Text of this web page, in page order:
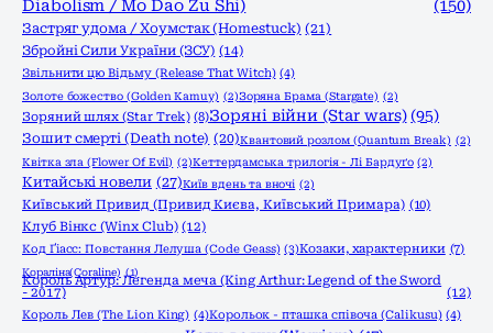
Diabolism / Mo Dao Zu Shi) (150)
Застряг удома / Хоумстак (Homestuck) (21)
Збройні Сили України (ЗСУ) (14)
Звільнити цю Відьму (Release That Witch) (4)
Золоте божество (Golden Kamuy) (2)Зоряна Брама (Stargate) (2)
Зоряний шлях (Star Trek) (8)Зоряні війни (Star wars) (95)
Зошит смерті (Death note) (20)Квантовий розлом (Quantum Break) (2)
Квітка зла (Flower Of Evil) (2)Кеттердамська трилогія - Лі Бардуґо (2)
Китайські новели (27)Київ вдень та вночі (2)
Київський Привид (Привид Києва, Київський Примара) (10)
Клуб Вінкс (Winx Club) (12)
Код Ґіасс: Повстання Лелуша (Code Geass) (3)Козаки, характерники (7)
Кораліна(Coraline) (1)
Король Артур: Легенда меча (King Arthur: Legend of the Sword
- 2017) (12)
Король Лев (The Lion King) (4)Корольок - пташка співоча (Calikusu) (4)